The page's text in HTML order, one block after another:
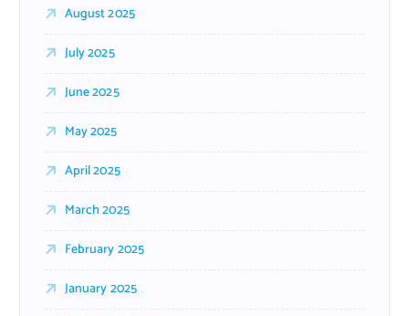
August 2025
July 2025
June 2025
May 2025
April 2025
March 2025
February 2025
January 2025